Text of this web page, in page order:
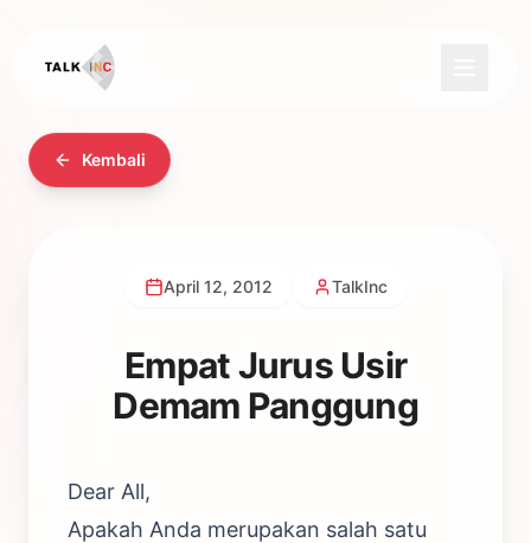
Kembali
April 12, 2012 TalkInc
Empat Jurus Usir
Demam Panggung
Dear All,
Apakah Anda merupakan salah satu